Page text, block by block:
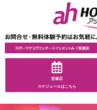
笹塚店
スケジュールはこちら